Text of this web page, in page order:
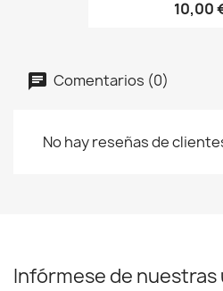
10,00
Comentarios (0)
No hay reseñas de
Infórmese de